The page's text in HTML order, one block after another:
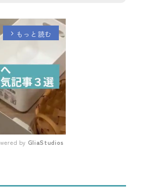
arrow_forward_ios もっと読む
by GliaStudios